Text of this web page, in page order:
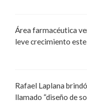
Área farmacéutica
leve crecimiento
Rafael Laplana
llamado “diseño de